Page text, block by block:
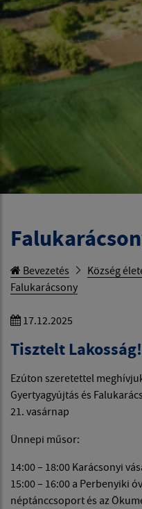
Bevezetés Község
Falukarácsony
17.12.2025
Tisztelt Lakosság!
Ezúton szeretettel
Gyertyagyújtás és
21. vasárnap
Ünnepi műsor:
14:00 – 18:00 Karácsonyi
15:00 – 16:00 a Perbenyiki
néptánccsoport és az